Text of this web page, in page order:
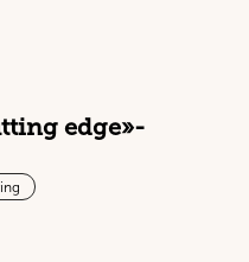
edge»-